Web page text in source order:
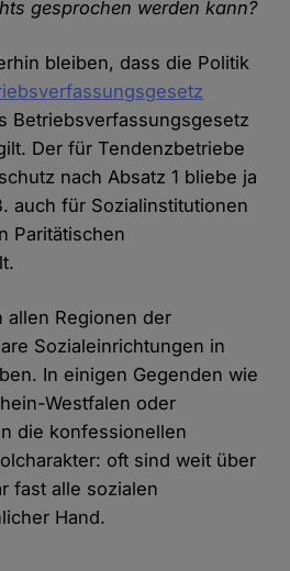
gesprochen werden kann?
bleiben, dass die Politik
Betriebsverfassungsgesetz
Der für Tendenzbetriebe
nach Absatz 1 bliebe ja
auch für Sozialinstitutionen
Paritätischen
allen Regionen der
Sozialeinrichtungen in
In einigen Gegenden wie
Westfalen oder
die konfessionellen
oft sind weit über
fast alle sozialen
Hand.